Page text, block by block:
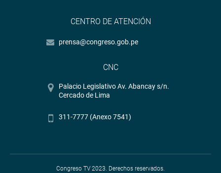
CENTRO DE ATENCIÓN
prensa@congreso.gob.pe
CNC
Palacio Legislativo Av. Abancay s/n.
Cercado de Lima
311-7777 (Anexo 7541)
Congreso TV 2023. Derechos reservados.